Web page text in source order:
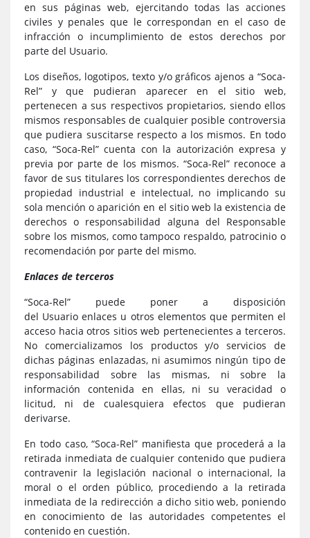
en sus páginas web, ejercitando todas las acciones
civiles y penales que le correspondan en el caso de
infracción o incumplimiento de estos derechos por
parte del Usuario.
Los diseños, logotipos, texto y/o gráficos ajenos a “Soca-
Rel” y que pudieran aparecer en el sitio web,
pertenecen a sus respectivos propietarios, siendo ellos
mismos responsables de cualquier posible controversia
que pudiera suscitarse respecto a los mismos. En todo
caso, “Soca-Rel” cuenta con la autorización expresa y
previa por parte de los mismos. “Soca-Rel” reconoce a
favor de sus titulares los correspondientes derechos de
propiedad industrial e intelectual, no implicando su
sola mención o aparición en el sitio web la existencia de
derechos o responsabilidad alguna del Responsable
sobre los mismos, como tampoco respaldo, patrocinio o
recomendación por parte del mismo.
Enlaces de terceros
“Soca-Rel” puede poner a disposición
del Usuario enlaces u otros elementos que permiten el
acceso hacia otros sitios web pertenecientes a terceros.
No comercializamos los productos y/o servicios de
dichas páginas enlazadas, ni asumimos ningún tipo de
responsabilidad sobre las mismas, ni sobre la
información contenida en ellas, ni su veracidad o
licitud, ni de cualesquiera efectos que pudieran
derivarse.
En todo caso, “Soca-Rel” manifiesta que procederá a la
retirada inmediata de cualquier contenido que pudiera
contravenir la legislación nacional o internacional, la
moral o el orden público, procediendo a la retirada
inmediata de la redirección a dicho sitio web, poniendo
en conocimiento de las autoridades competentes el
contenido en cuestión.